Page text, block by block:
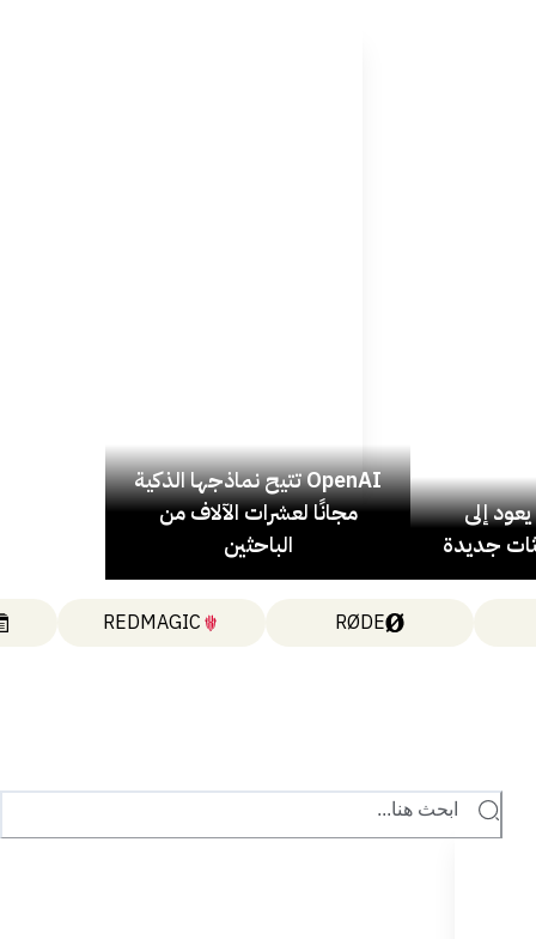
إلى
جديدة
OpenAI تتيح نماذجها الذكية
مجانًا لعشرات الآلاف من
الباحثين
RØDE
REDMAGIC
ابحث هنا...